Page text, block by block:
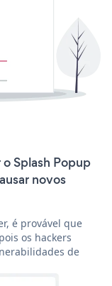
Splash Popup
novos
é provável que
os hackers
de